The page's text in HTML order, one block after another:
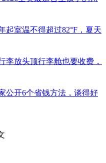
起室温不得超过82°F，夏天
李放头顶行李舱也要收费，
公开6个省钱方法，谈得好